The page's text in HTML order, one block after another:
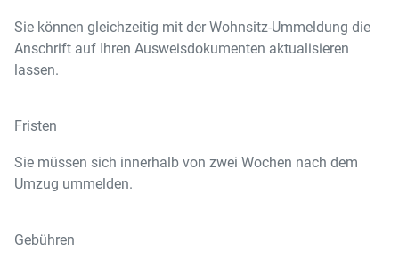
Sie können gleichzeitig mit der Wohnsitz-Ummeldung die
Anschrift auf Ihren Ausweisdokumenten aktualisieren
lassen.
Fristen
Sie müssen sich innerhalb von zwei Wochen nach dem
Umzug ummelden.
Gebühren